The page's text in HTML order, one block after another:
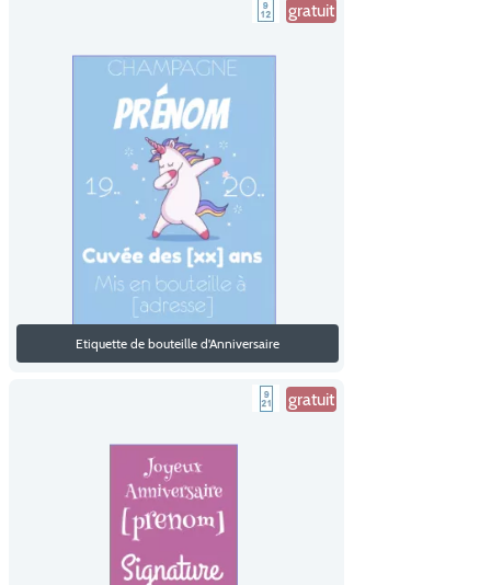
gratuit
Etiquette de bouteille d'Anniversaire
gratuit